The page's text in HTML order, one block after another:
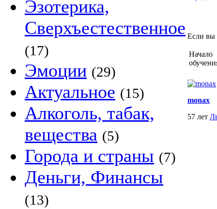
Эзотерика,
Сверхъестественное
(17)
Эмоции (29)
Актуальное (15)
Алкоголь, табак,
вещества (5)
Города и страны (7)
Деньги, Финансы
(13)
Если вы
Начало
monax
57 лет